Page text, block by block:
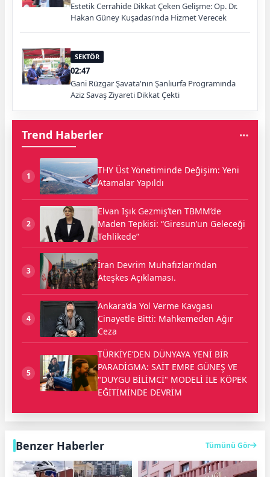
Estetik Cerrahide Dikkat Çeken Gelişme: Op. Dr.
Hakan Güney Kuşadası'nda Hizmet Verecek
SEKTÖR
02:47
Gani Rüzgar Şavata'nın Şanlıurfa Programında
Aziz Savaş Ziyareti Dikkat Çekti
Trend Haberler
1
THY Üst Yönetiminde Değişim: Yeni
Atamalar Yapıldı
2
Elvan Işık Gezmiş’ten TBMM’de
Maden Tepkisi: “Giresun’un Geleceği
Tehlikede”
3
İran Devrim Muhafızları’ndan
Ateşkes Açıklaması.
4
Ankara’da Yol Verme Kavgası
Cinayetle Bitti: Mahkemeden Ağır
Ceza
5
TÜRKİYE’DEN DÜNYAYA YENİ BİR
PARADİGMA: SAİT EMRE GÜNEŞ VE
"DUYGU BİLİMCİ" MODELİ İLE KÖPEK
EĞİTİMİNDE DEVRİM
Benzer Haberler Tümünü Gör